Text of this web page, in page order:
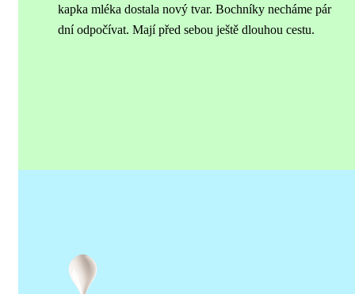
kapka mléka dostala nový tvar. Bochníky necháme pár
dní odpočívat. Mají před sebou ještě dlouhou cestu.